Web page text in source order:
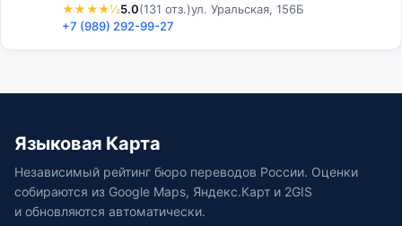
документации любой направленности и тематики,
веб-сайтов, презентаций и…
★★★★½5.0(131 отз.)ул. Уральская, 156Б
+7 (989) 292-99-27
Языковая Карта
Независимый рейтинг бюро переводов России. Оценки
собираются из Google Maps, Яндекс.Карт и 2GIS
и обновляются автоматически.